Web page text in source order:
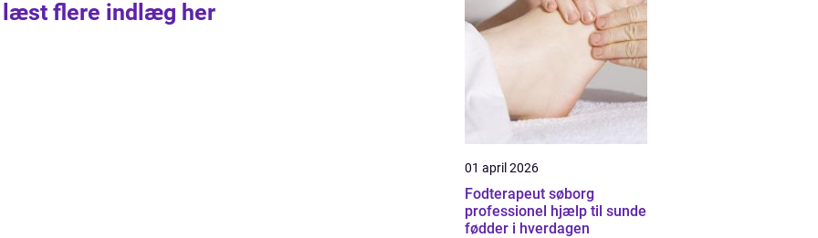
læst flere indlæg her
01 april 2026
Fodterapeut søborg
professionel hjælp til sunde
fødder i hverdagen